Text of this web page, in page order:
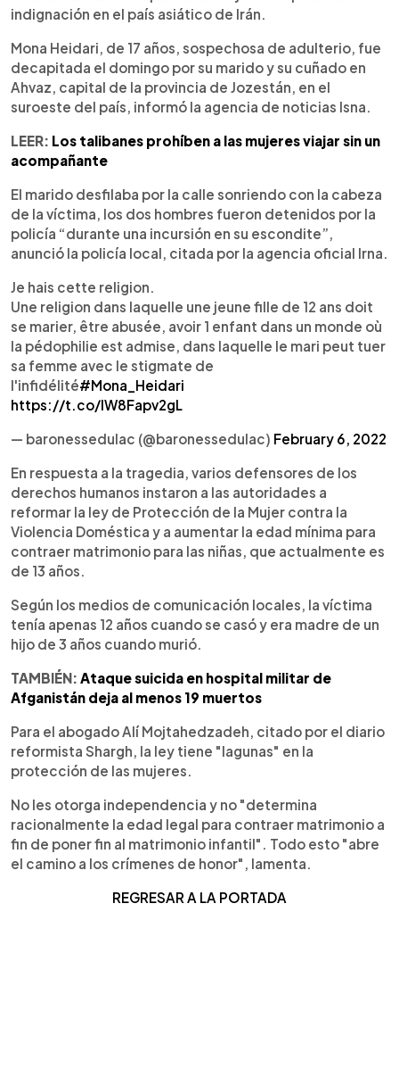
indignación en el país asiático de Irán.
Mona Heidari, de 17 años, sospechosa de adulterio, fue
decapitada el domingo por su marido y su cuñado en
Ahvaz, capital de la provincia de Jozestán, en el
suroeste del país, informó la agencia de noticias Isna.
LEER: Los talibanes prohíben a las mujeres viajar sin un
acompañante
El marido desfilaba por la calle sonriendo con la cabeza
de la víctima, los dos hombres fueron detenidos por la
policía “durante una incursión en su escondite”,
anunció la policía local, citada por la agencia oficial Irna.
Je hais cette religion.
Une religion dans laquelle une jeune fille de 12 ans doit
se marier, être abusée, avoir 1 enfant dans un monde où
la pédophilie est admise, dans laquelle le mari peut tuer
sa femme avec le stigmate de
l'infidélité#Mona_Heidari
https://t.co/IW8Fapv2gL
— baronessedulac (@baronessedulac) February 6, 2022
En respuesta a la tragedia, varios defensores de los
derechos humanos instaron a las autoridades a
reformar la ley de Protección de la Mujer contra la
Violencia Doméstica y a aumentar la edad mínima para
contraer matrimonio para las niñas, que actualmente es
de 13 años.
Según los medios de comunicación locales, la víctima
tenía apenas 12 años cuando se casó y era madre de un
hijo de 3 años cuando murió.
TAMBIÉN: Ataque suicida en hospital militar de
Afganistán deja al menos 19 muertos
Para el abogado Alí Mojtahedzadeh, citado por el diario
reformista Shargh, la ley tiene "lagunas" en la
protección de las mujeres.
No les otorga independencia y no "determina
racionalmente la edad legal para contraer matrimonio a
fin de poner fin al matrimonio infantil". Todo esto "abre
el camino a los crímenes de honor", lamenta.
REGRESAR A LA PORTADA